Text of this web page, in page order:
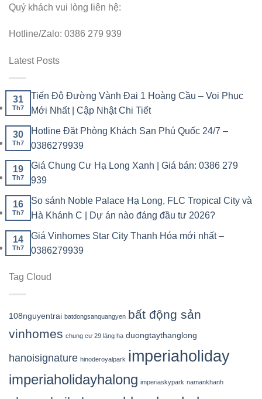
Quý khách vui lòng liên hệ:
Hotline/Zalo: 0386 279 939
Latest Posts
31
Th7
Tiến Độ Đường Vành Đai 1 Hoàng Cầu – Voi Phục
Mới Nhất | Cập Nhật Chi Tiết
30
Th7
Hotline Đặt Phòng Khách Sạn Phú Quốc 24/7 –
0386279939
19
Th7
Giá Chung Cư Hạ Long Xanh | Giá bán: 0386 279
939
16
Th7
So sánh Noble Palace Hạ Long, FLC Tropical City và
Hà Khánh C | Dự án nào đáng đầu tư 2026?
14
Th7
Giá Vinhomes Star City Thanh Hóa mới nhất –
0386279939
Tag Cloud
108nguyentrai batdongsanquangyen bất động sản
vinhomes chung cư 29 láng hạ duongtaythanglong
hanoisignature hinoderoyalpark imperiaholiday
imperiaholidayhalong imperiaskypark namankhanh